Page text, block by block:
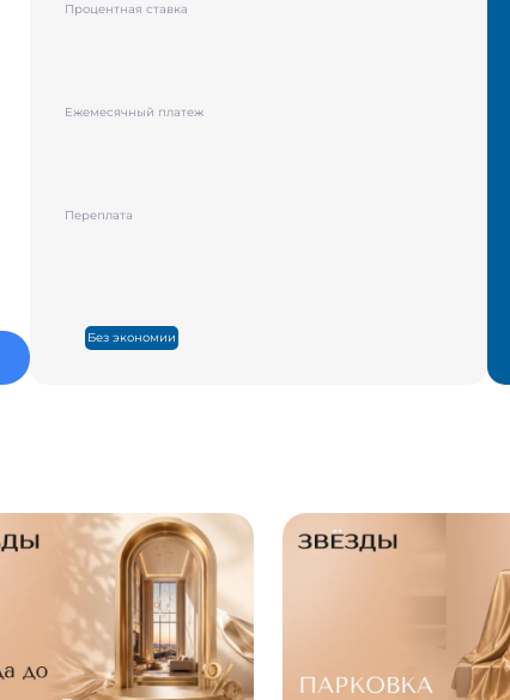
Процентная ставка
Ежемесячный платеж
Переплата
Без экономии